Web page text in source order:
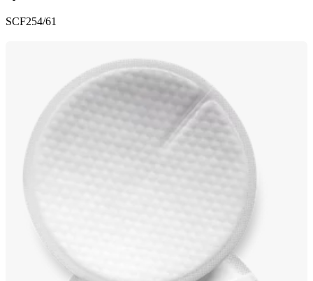
SCF254/61